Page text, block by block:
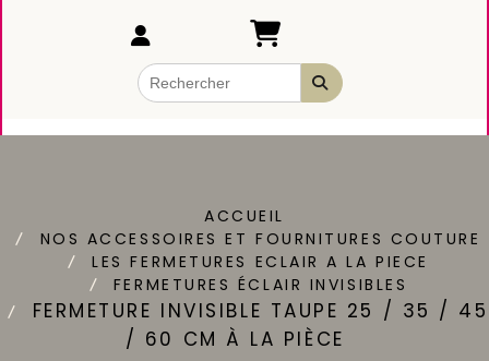
ACCUEIL
NOS ACCESSOIRES ET FOURNITURES COUTURE
LES FERMETURES ECLAIR A LA PIECE
FERMETURES ÉCLAIR INVISIBLES
FERMETURE INVISIBLE TAUPE 25 / 35 / 45
/ 60 CM À LA PIÈCE